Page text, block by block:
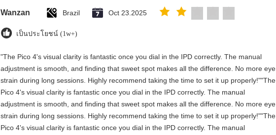
Wanzan Brazil Oct 23.2025
เป็นประโยชน์ (1w+)
"The Pico 4's visual clarity is fantastic once you dial in the IPD correctly. The manual
adjustment is smooth, and finding that sweet spot makes all the difference. No more eye
strain during long sessions. Highly recommend taking the time to set it up properly!""The
Pico 4's visual clarity is fantastic once you dial in the IPD correctly. The manual
adjustment is smooth, and finding that sweet spot makes all the difference. No more eye
strain during long sessions. Highly recommend taking the time to set it up properly!""The
Pico 4's visual clarity is fantastic once you dial in the IPD correctly. The manual